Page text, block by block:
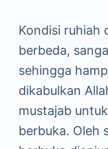
Kondisi ruhiah
berbeda,
sehingga
dikabulkan
mustajab
berbuka. Oleh